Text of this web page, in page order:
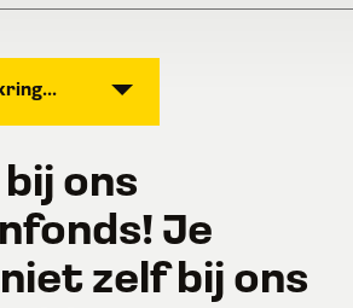
ons
Je
zelf bij ons